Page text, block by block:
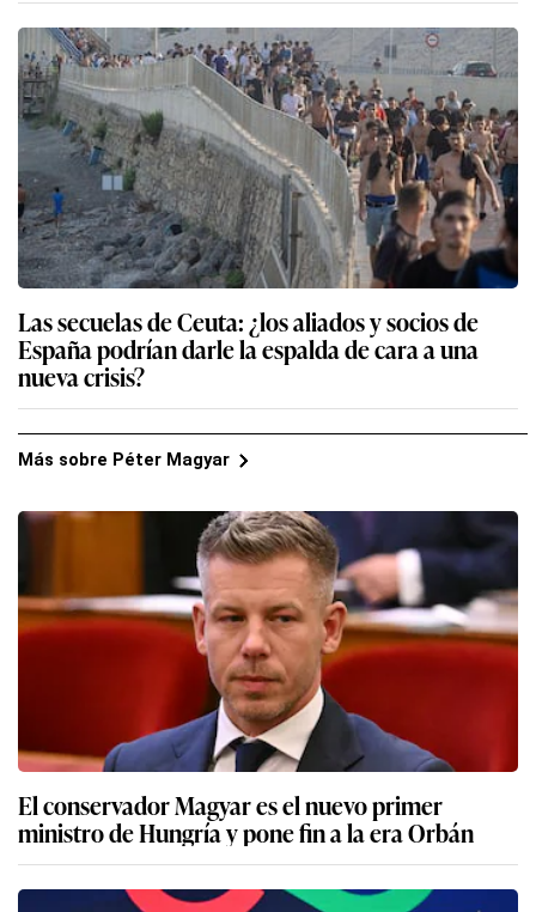
Las secuelas de Ceuta: ¿los aliados y socios de
España podrían darle la espalda de cara a una
nueva crisis?
Más sobre Péter Magyar
El conservador Magyar es el nuevo primer
ministro de Hungría y pone fin a la era Orbán